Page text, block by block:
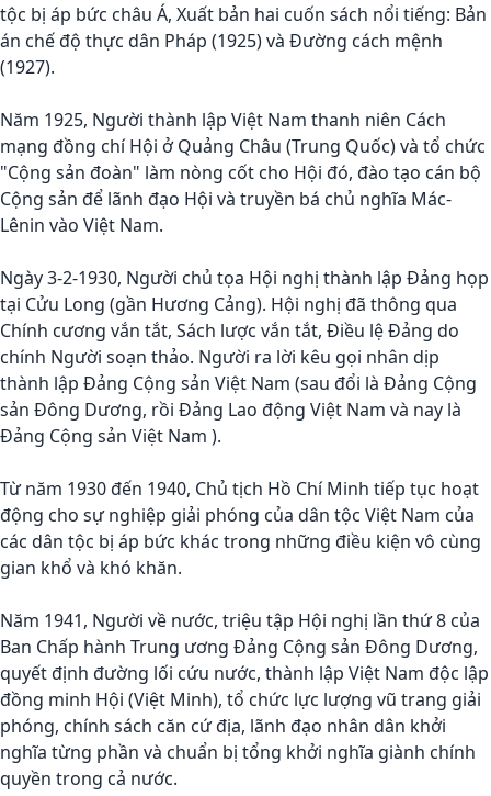
tộc bị áp bức châu Á, Xuất bản hai cuốn sách nổi tiếng: Bản
án chế độ thực dân Pháp (1925) và Đường cách mệnh
(1927).
Năm 1925, Người thành lập Việt Nam thanh niên Cách
mạng đồng chí Hội ở Quảng Châu (Trung Quốc) và tổ chức
"Cộng sản đoàn" làm nòng cốt cho Hội đó, đào tạo cán bộ
Cộng sản để lãnh đạo Hội và truyền bá chủ nghĩa Mác-
Lênin vào Việt Nam.
Ngày 3-2-1930, Người chủ tọa Hội nghị thành lập Đảng họp
tại Cửu Long (gần Hương Cảng). Hội nghị đã thông qua
Chính cương vắn tắt, Sách lược vắn tắt, Điều lệ Đảng do
chính Người soạn thảo. Người ra lời kêu gọi nhân dịp
thành lập Đảng Cộng sản Việt Nam (sau đổi là Đảng Cộng
sản Đông Dương, rồi Đảng Lao động Việt Nam và nay là
Đảng Cộng sản Việt Nam ).
Từ năm 1930 đến 1940, Chủ tịch Hồ Chí Minh tiếp tục hoạt
động cho sự nghiệp giải phóng của dân tộc Việt Nam của
các dân tộc bị áp bức khác trong những điều kiện vô cùng
gian khổ và khó khăn.
Năm 1941, Người về nước, triệu tập Hội nghị lần thứ 8 của
Ban Chấp hành Trung ương Đảng Cộng sản Đông Dương,
quyết định đường lối cứu nước, thành lập Việt Nam độc lập
đồng minh Hội (Việt Minh), tổ chức lực lượng vũ trang giải
phóng, chính sách căn cứ địa, lãnh đạo nhân dân khởi
nghĩa từng phần và chuẩn bị tổng khởi nghĩa giành chính
quyền trong cả nước.